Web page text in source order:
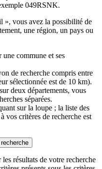
049RSNK.
», vous avez la possibilité de
une région, un pays ou
une commune et ses
de recherche compris entre
sélectionnée est de 10 km).
deux départements, vous
séparées.
sur la loupe ; la liste des
vos critères de recherche est
résultats de votre recherche